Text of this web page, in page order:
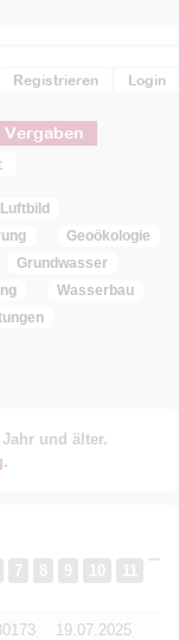
Vergaben
Registrieren
Geoökologie
Grundwasser
Wasserbau
und älter.
.
7 8 9 10 11
19.07.2025